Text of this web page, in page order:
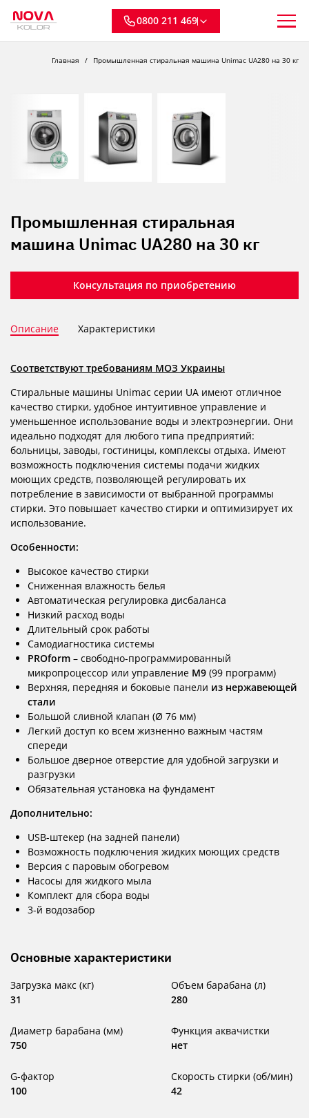
0800 211 469
Главная Промышленная стиральная машина Unimac UA280 на 30 кг
Промышленная стиральная
машина Unimac UA280 на 30 кг
Консультация по приобретению
Описание Характеристики
Соответствуют требованиям МОЗ Украины
Стиральные машины Unimac серии UA имеют отличное
качество стирки, удобное интуитивное управление и
уменьшенное использование воды и электроэнергии. Они
идеально подходят для любого типа предприятий:
больницы, заводы, гостиницы, комплексы отдыха. Имеют
возможность подключения системы подачи жидких
моющих средств, позволяющей регулировать их
потребление в зависимости от выбранной программы
стирки. Это повышает качество стирки и оптимизирует их
использование.
Особенности:
Высокое качество стирки
Сниженная влажность белья
Автоматическая регулировка дисбаланса
Низкий расход воды
Длительный срок работы
Самодиагностика системы
PROform – свободно-программированный
микропроцессор или управление М9 (99 программ)
Верхняя, передняя и боковые панели из нержавеющей
стали
Большой сливной клапан (Ø 76 мм)
Легкий доступ ко всем жизненно важным частям
спереди
Большое дверное отверстие для удобной загрузки и
разгрузки
Обязательная установка на фундамент
Дополнительно:
USB-штекер (на задней панели)
Возможность подключения жидких моющих средств
Версия с паровым обогревом
Насосы для жидкого мыла
Комплект для сбора воды
3-й водозабор
Основные характеристики
Загрузка макс (кг)
31
Объем барабана (л)
280
Диаметр барабана (мм)
750
Функция аквачистки
нет
G-фактор
100
Скорость стирки (об/мин)
42